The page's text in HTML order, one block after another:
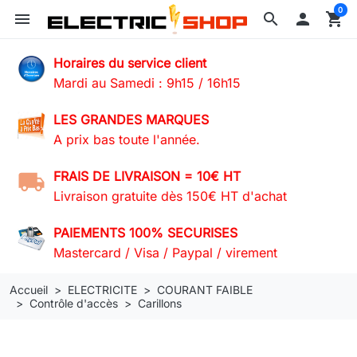
search
menu  shopping_cart
0
Horaires du service client
Mardi au Samedi : 9h15 / 16h15
LES GRANDES MARQUES
A prix bas toute l'année.
FRAIS DE LIVRAISON = 10€ HT
Livraison gratuite dès 150€ HT d'achat
PAIEMENTS 100% SECURISES
Mastercard / Visa / Paypal / virement
Accueil ELECTRICITE
COURANT FAIBLE
Contrôle d'accès
Carillons